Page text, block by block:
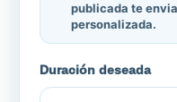
publicada te
personalizada.
Duración deseada